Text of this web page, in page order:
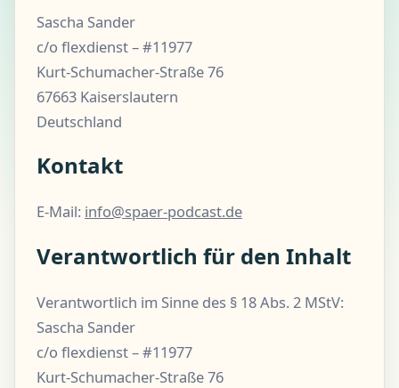
Sascha Sander
c/o flexdienst – #11977
Kurt-Schumacher-Straße 76
67663 Kaiserslautern
Deutschland
Kontakt
E-Mail: info@spaer-podcast.de
Verantwortlich für den Inhalt
Verantwortlich im Sinne des § 18 Abs. 2 MStV:
Sascha Sander
c/o flexdienst – #11977
Kurt-Schumacher-Straße 76